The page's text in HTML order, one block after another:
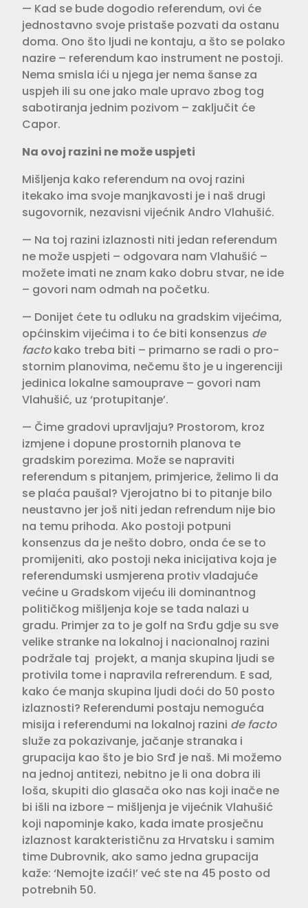
— Kad se bude dogodio referen­dum, ovi će
jednostavno svoje pri­staše pozvati da ostanu
doma. Ono što ljudi ne kontaju, a što se polako
nazire – referendum kao instrument ne postoji.
Nema smisla ići u njega jer nema šanse za
uspjeh ili su one jako male upravo zbog tog
sabotiranja jed­nim pozivom – zaključit će
Capor.
Na ovoj razini ne može uspjeti
Mišljenja kako referendum na ovoj razini
itekako ima svoje manjkavosti je i naš drugi
sugovornik, nezavisni vijećnik Andro Vlahušić.
— Na toj razini izlaznosti niti jedan referendum
ne može uspjeti – odgo­vara nam Vlahušić –
možete imati ne znam kako dobru stvar, ne ide
– govori nam odmah na početku.
— Donijet ćete tu odluku na grad­skim vijećima,
općinskim vijećima i to će biti konsenzus de
factokako treba biti – primarno se radi o pro­
stornim planovima, nečemu što je u ingerenciji
jedinica lokalne samo­uprave – govori nam
Vlahušić, uz ‘protupitanje’.
— Čime gradovi upravljaju? Prosto­rom, kroz
izmjene i dopune prostor­nih planova te
gradskim porezima. Može se napraviti
referendum s pita­njem, primjerice, želimo li da
se plaća paušal? Vjerojatno bi to pitanje bilo
neustavno jer još niti jedan refrendum nije bio
na temu prihoda. Ako postoji potpuni
konsenzus da je nešto dobro, onda će se to
promijeniti, ako postoji neka inicijativa koja je
referendumski usmjerena protiv vladajuće
većine u Gradskom vijeću ili dominantnog
političkog mišljenja koje se tada nalazi u
gradu. Primjer za to je golf na Srđu gdje su sve
velike stranke na lokal­noj i nacionalnoj razini
podržale taj projekt, a manja skupina ljudi se
protivila tome i napravila refrerendum. E sad,
kako će manja skupina ljudi doći do 50 posto
izlaznosti? Referendumi postaju nemoguća
misija i referen­dumi na lokalnoj razini de facto
služe za pokazivanje, jačanje stranaka i
grupacija kao što je bio Srđ je naš. Mi možemo
na jednoj antitezi, nebitno je li ona dobra ili
loša, skupiti dio gla­sača oko nas koji inače ne
bi išli na izbore – mišljenja je vijećnik Vlahu­šić
koji napominje kako, kada imate prosječnu
izlaznost karakterističnu za Hrvatsku i samim
time Dubrov­nik, ako samo jedna grupacija
kaže: ‘Nemojte izaći!’ već ste na 45 posto od
potrebnih 50. ­